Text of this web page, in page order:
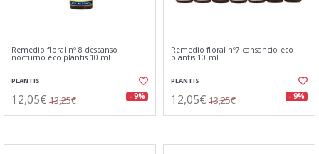
Remedio floral nº 8 descanso
nocturno eco plantis 10 ml
PLANTIS
12,05€ 13,25€ - 9%
Remedio floral nº7 cansancio eco
plantis 10 ml
PLANTIS
12,05€ 13,25€ - 9%